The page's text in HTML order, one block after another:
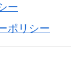
ー
ポリシー